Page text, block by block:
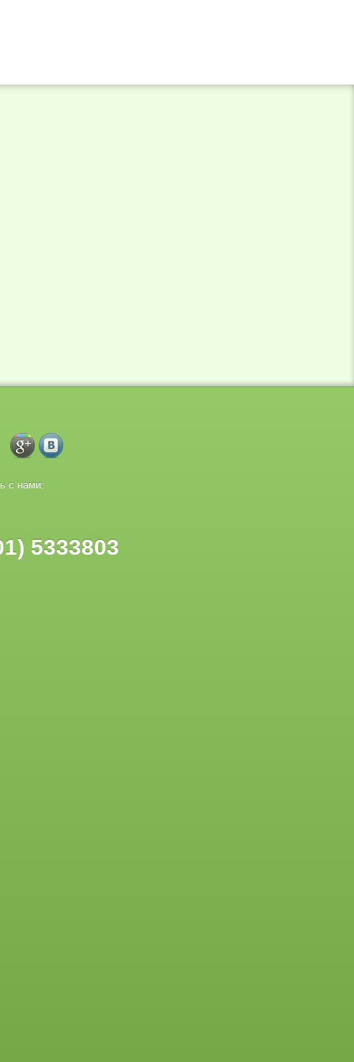
с нами:
5333803